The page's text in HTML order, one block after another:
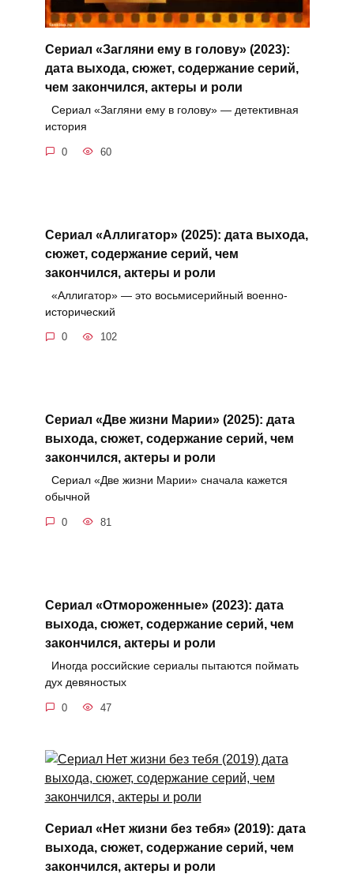
Сериал «Загляни ему в голову» (2023):
дата выхода, сюжет, содержание серий,
чем закончился, актеры и роли
Сериал «Загляни ему в голову» — детективная
история
0 60
Сериал «Аллигатор» (2025): дата выхода,
сюжет, содержание серий, чем
закончился, актеры и роли
«Аллигатор» — это восьмисерийный военно-
исторический
0 102
Сериал «Две жизни Марии» (2025): дата
выхода, сюжет, содержание серий, чем
закончился, актеры и роли
Сериал «Две жизни Марии» сначала кажется
обычной
0 81
Сериал «Отмороженные» (2023): дата
выхода, сюжет, содержание серий, чем
закончился, актеры и роли
Иногда российские сериалы пытаются поймать
дух девяностых
0 47
Сериал «Нет жизни без тебя» (2019): дата
выхода, сюжет, содержание серий, чем
закончился, актеры и роли